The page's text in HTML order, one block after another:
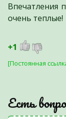
Впечатления
очень теплые!
+1
[Постоянная
Есть